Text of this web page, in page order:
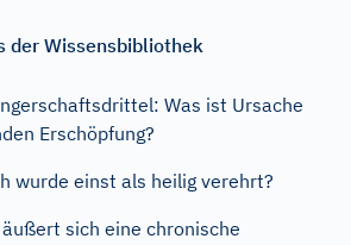
der Wissensbibliothek
Was ist Ursache
Erschöpfung?
wurde einst als heilig verehrt?
sich eine chronische